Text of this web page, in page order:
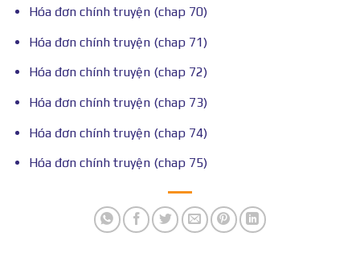
Hóa đơn chính truyện (chap 70)
Hóa đơn chính truyện (chap 71)
Hóa đơn chính truyện (chap 72)
Hóa đơn chính truyện (chap 73)
Hóa đơn chính truyện (chap 74)
Hóa đơn chính truyện (chap 75)